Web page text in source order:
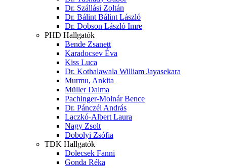
Dr. Szállási Zoltán
Dr. Bálint Bálint László
Dr. Dobson László Imre
PHD Hallgatók
Bende Zsanett
Karadocsev Éva
Kiss Luca
Dr. Kothalawala William Jayasekara
Murmu, Ankita
Müller Dalma
Pachinger-Molnár Bence
Dr. Pánczél András
Laczkó-Albert Laura
Nagy Zsolt
Dobolyi Zsófia
TDK Hallgatók
Dolecsek Fanni
Gonda Réka